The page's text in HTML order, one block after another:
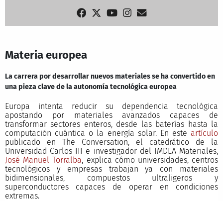
Materia europea
La carrera por desarrollar nuevos materiales se ha convertido en
una pieza clave de la autonomía tecnológica europea
Europa intenta reducir su dependencia tecnológica
apostando por materiales avanzados capaces de
transformar sectores enteros, desde las baterías hasta la
computación cuántica o la energía solar. En este artículo
publicado en The Conversation, el catedrático de la
Universidad Carlos III e investigador del IMDEA Materiales,
José Manuel Torralba
, explica cómo universidades, centros
tecnológicos y empresas trabajan ya con materiales
bidimensionales, compuestos ultraligeros y
superconductores capaces de operar en condiciones
extremas.